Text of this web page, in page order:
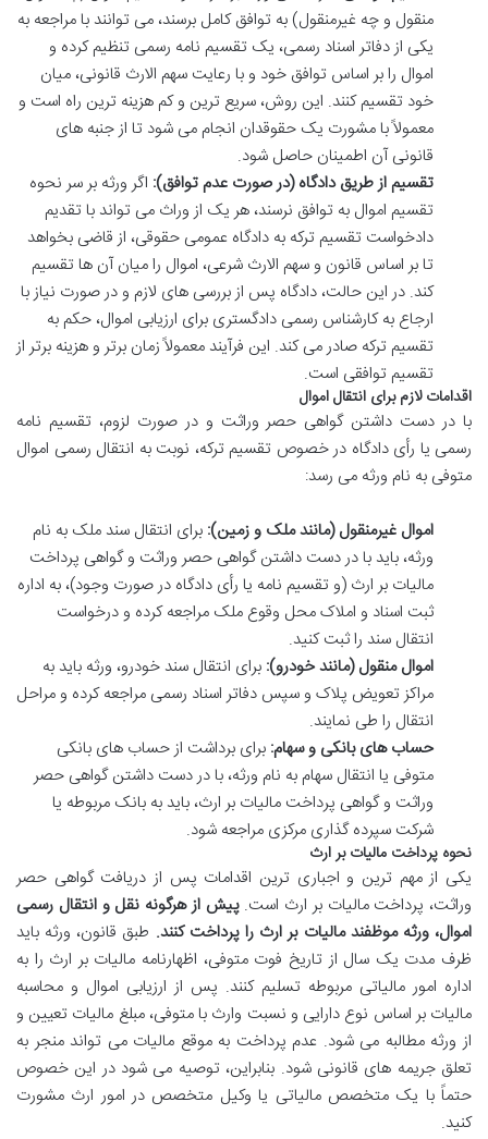
منقول و چه غیرمنقول) به توافق کامل برسند، می توانند با مراجعه به
یکی از دفاتر اسناد رسمی، یک تقسیم نامه رسمی تنظیم کرده و
اموال را بر اساس توافق خود و با رعایت سهم الارث قانونی، میان
خود تقسیم کنند. این روش، سریع ترین و کم هزینه ترین راه است و
معمولاً با مشورت یک حقوقدان انجام می شود تا از جنبه های
قانونی آن اطمینان حاصل شود.
تقسیم از طریق دادگاه (در صورت عدم توافق): اگر ورثه بر سر نحوه
تقسیم اموال به توافق نرسند، هر یک از وراث می تواند با تقدیم
دادخواست تقسیم ترکه به دادگاه عمومی حقوقی، از قاضی بخواهد
تا بر اساس قانون و سهم الارث شرعی، اموال را میان آن ها تقسیم
کند. در این حالت، دادگاه پس از بررسی های لازم و در صورت نیاز با
ارجاع به کارشناس رسمی دادگستری برای ارزیابی اموال، حکم به
تقسیم ترکه صادر می کند. این فرآیند معمولاً زمان برتر و هزینه برتر از
تقسیم توافقی است.
اقدامات لازم برای انتقال اموال
با در دست داشتن گواهی حصر وراثت و در صورت لزوم، تقسیم نامه
رسمی یا رأی دادگاه در خصوص تقسیم ترکه، نوبت به انتقال رسمی اموال
متوفی به نام ورثه می رسد:
اموال غیرمنقول (مانند ملک و زمین): برای انتقال سند ملک به نام
ورثه، باید با در دست داشتن گواهی حصر وراثت و گواهی پرداخت
مالیات بر ارث (و تقسیم نامه یا رأی دادگاه در صورت وجود)، به اداره
ثبت اسناد و املاک محل وقوع ملک مراجعه کرده و درخواست
انتقال سند را ثبت کنید.
اموال منقول (مانند خودرو): برای انتقال سند خودرو، ورثه باید به
مراکز تعویض پلاک و سپس دفاتر اسناد رسمی مراجعه کرده و مراحل
انتقال را طی نمایند.
حساب های بانکی و سهام: برای برداشت از حساب های بانکی
متوفی یا انتقال سهام به نام ورثه، با در دست داشتن گواهی حصر
وراثت و گواهی پرداخت مالیات بر ارث، باید به بانک مربوطه یا
شرکت سپرده گذاری مرکزی مراجعه شود.
نحوه پرداخت مالیات بر ارث
یکی از مهم ترین و اجباری ترین اقدامات پس از دریافت گواهی حصر
وراثت، پرداخت مالیات بر ارث است.پیش از هرگونه نقل و انتقال رسمی
اموال، ورثه موظفند مالیات بر ارث را پرداخت کنند. طبق قانون، ورثه باید
ظرف مدت یک سال از تاریخ فوت متوفی، اظهارنامه مالیات بر ارث را به
اداره امور مالیاتی مربوطه تسلیم کنند. پس از ارزیابی اموال و محاسبه
مالیات بر اساس نوع دارایی و نسبت وارث با متوفی، مبلغ مالیات تعیین و
از ورثه مطالبه می شود. عدم پرداخت به موقع مالیات می تواند منجر به
تعلق جریمه های قانونی شود. بنابراین، توصیه می شود در این خصوص
حتماً با یک متخصص مالیاتی یا وکیل متخصص در امور ارث مشورت
کنید.